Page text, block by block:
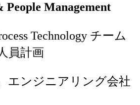
Management
Technology チーム
員計画
エンジニアリング会社